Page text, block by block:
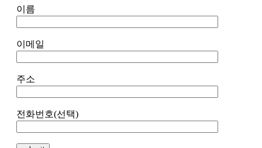
이름
이메일
주소
전화번호(선택)